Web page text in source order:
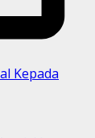
Kepada